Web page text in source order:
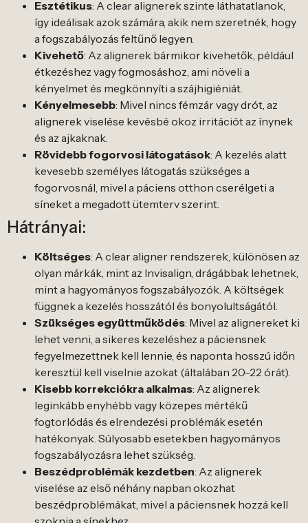
Esztétikus: A clear alignerek szinte láthatatlanok,
így ideálisak azok számára, akik nem szeretnék, hogy
a fogszabályozás feltűnő legyen.
Kivehető: Az alignerek bármikor kivehetők, például
étkezéshez vagy fogmosáshoz, ami növeli a
kényelmet és megkönnyíti a szájhigiéniát.
Kényelmesebb: Mivel nincs fémzár vagy drót, az
alignerek viselése kevésbé okoz irritációt az ínynek
és az ajkaknak.
Rövidebb fogorvosi látogatások: A kezelés alatt
kevesebb személyes látogatás szükséges a
fogorvosnál, mivel a páciens otthon cserélgeti a
síneket a megadott ütemterv szerint.
Hátrányai:
Költséges: A clear aligner rendszerek, különösen az
olyan márkák, mint az Invisalign, drágábbak lehetnek,
mint a hagyományos fogszabályozók. A költségek
függnek a kezelés hosszától és bonyolultságától.
Szükséges együttműködés: Mivel az alignereket ki
lehet venni, a sikeres kezeléshez a páciensnek
fegyelmezettnek kell lennie, és naponta hosszú időn
keresztül kell viselnie azokat (általában 20-22 órát).
Kisebb korrekciókra alkalmas: Az alignerek
leginkább enyhébb vagy közepes mértékű
fogtorlódás és elrendezési problémák esetén
hatékonyak. Súlyosabb esetekben hagyományos
fogszabályozásra lehet szükség.
Beszédproblémák kezdetben: Az alignerek
viselése az első néhány napban okozhat
beszédproblémákat, mivel a páciensnek hozzá kell